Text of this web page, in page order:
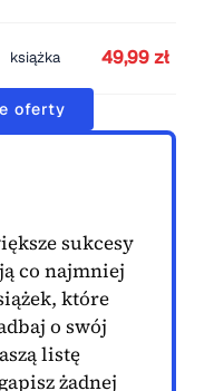
książka 49,99 zł
oferty
sukcesy
co najmniej
które
o swój
listę
żadnej